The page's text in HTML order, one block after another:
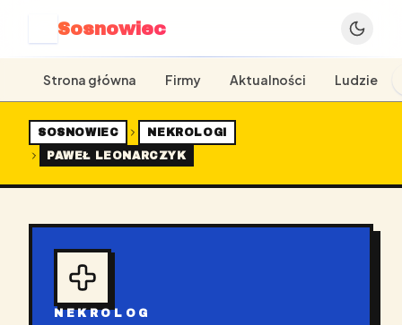
Sosnowiec
Strona główna Firmy Aktualności Ludzie
SOSNOWIEC
NEKROLOGI
PAWEŁ LEONARCZYK
NEKROLOG